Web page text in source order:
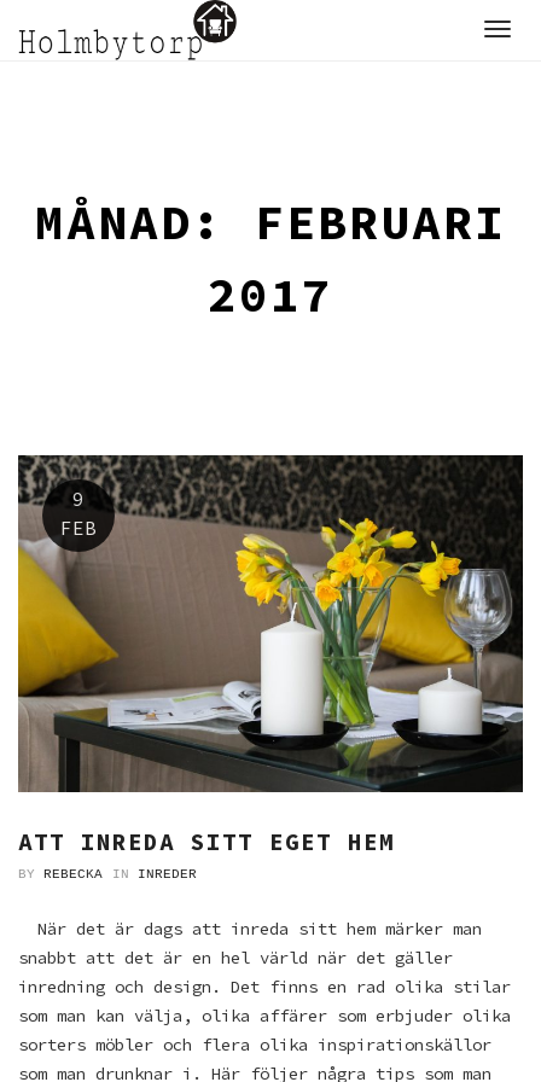
MÅNAD: FEBRUARI
2017
9
FEB
ATT INREDA SITT EGET HEM
BY REBECKA IN INREDER
När det är dags att inreda sitt hem märker man
snabbt att det är en hel värld när det gäller
inredning och design. Det finns en rad olika stilar
som man kan välja, olika affärer som erbjuder olika
sorters möbler och flera olika inspirationskällor
som man drunknar i. Här följer några tips som man